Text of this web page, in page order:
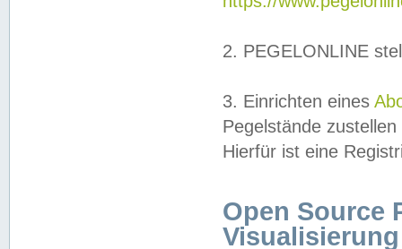
2. PEGELONLINE
3. Einrichten eines
Pegelstände
Hierfür ist eine
Open Source
Visualisierung